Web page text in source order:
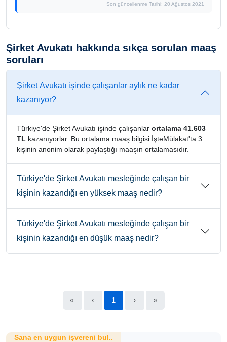
Son güncellenme Tarihi: 20 Ağustos 2021
Şirket Avukatı hakkında sıkça sorulan maaş
soruları
Şirket Avukatı işinde çalışanlar aylık ne kadar
kazanıyor?
Türkiye'de Şirket Avukatı işinde çalışanlar ortalama 41.603
TL kazanıyorlar. Bu ortalama maaş bilgisi İşteMülakat'ta 3
kişinin anonim olarak paylaştığı maaşın ortalamasıdır.
Türkiye'de Şirket Avukatı mesleğinde çalışan bir
kişinin kazandığı en yüksek maaş nedir?
Türkiye'de Şirket Avukatı mesleğinde çalışan bir
kişinin kazandığı en düşük maaş nedir?
« ‹ 1 › »
Sana en uygun işvereni bul..